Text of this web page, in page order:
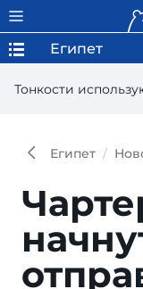
Тонкости
Египет
Египет